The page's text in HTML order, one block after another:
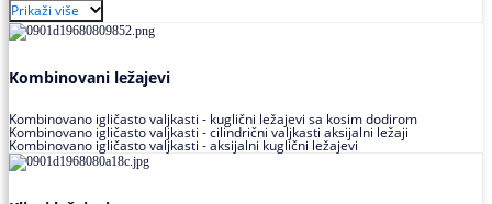
Prikaži više
Kombinovani ležajevi
Kombinovano igličasto valjkasti - kuglični ležajevi sa kosim dodirom
Kombinovano igličasto valjkasti - cilindrični valjkasti aksijalni ležaji
Kombinovano igličasto valjkasti - aksijalni kuglični ležajevi